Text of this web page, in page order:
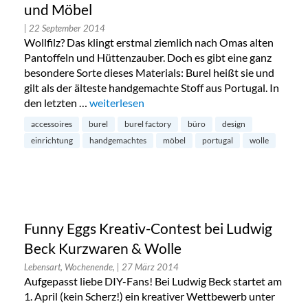
und Möbel
| 22 September 2014
Wollfilz? Das klingt erstmal ziemlich nach Omas alten
Pantoffeln und Hüttenzauber. Doch es gibt eine ganz
besondere Sorte dieses Materials: Burel heißt sie und
gilt als der älteste handgemachte Stoff aus Portugal. In
den letzten … „Burel Factory in Portugal: Accessoires und
weiterlesen
accessoires burel burel factory büro
design
einrichtung
handgemachtes möbel portugal wolle
Funny Eggs Kreativ-Contest bei Ludwig
Beck Kurzwaren & Wolle
Lebensart, Wochenende, | 27 März 2014
Aufgepasst liebe DIY-Fans! Bei Ludwig Beck startet am
1. April (kein Scherz!) ein kreativer Wettbewerb unter